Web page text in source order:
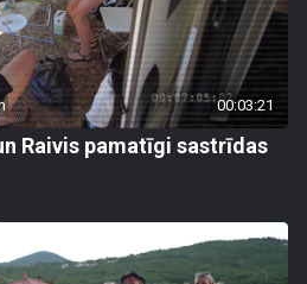
00:03:21
Raivis pamatīgi sastrīdas